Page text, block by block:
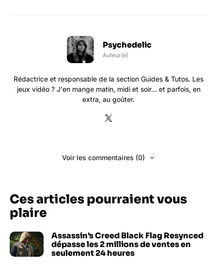
Psychedelic
Auteur(e)
Rédactrice et responsable de la section Guides & Tutos. Les
jeux vidéo ? J'en mange matin, midi et soir... et parfois, en
extra, au goûter.
Voir les commentaires (0)
Ces articles pourraient vous
plaire
Assassin’s Creed Black Flag Resynced
dépasse les 2 millions de ventes en
seulement 24 heures